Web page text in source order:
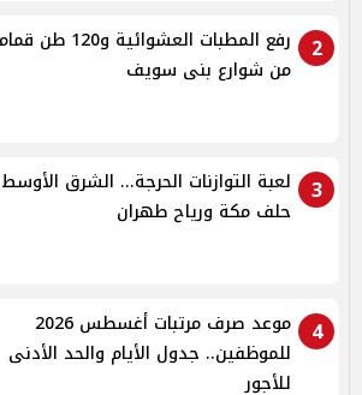
2
رفع المطبات العشوائية و120
من شوارع بنى سويف
3
لعبة التوازنات الحرجة... الشرق
حلف مكة ورياح طهران
4
موعد صرف مرتبات أغسطس 2026
للموظفين.. جدول الأيام والحد الأدنى
للأجور